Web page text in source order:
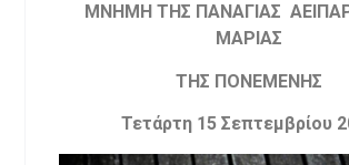
ΜΝΗΜΗ ΤΗΣ ΠΑΝΑΓΙΑΣ
ΜΑΡΙΑΣ
ΤΗΣ ΠΟΝΕΜΕΝΗΣ
Τετάρτη 15 Σεπτεμβρίου